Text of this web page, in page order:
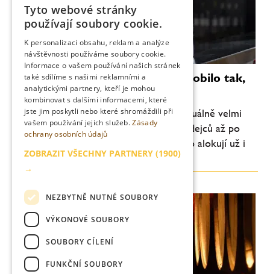
Champagne? Nechci, aby to působilo tak,
že nemáme co prodávat
Situace na trhu se champagne víny je aktuálně velmi
komplikovaná. Stěžují si všichni – od prodejců až po
zákazníky. Vinaři nám distributorům často alokují už i
základní vína, a s něčím takovým jsem...
ENGLISH
Tyto webové stránky
používají soubory cookie.
K personalizaci obsahu, reklam a analýze
návštěvnosti používáme soubory cookie.
Informace o vašem používání našich stránek
také sdílíme s našimi reklamními a
analytickými partnery, kteří je mohou
kombinovat s dalšími informacemi, které
jste jim poskytli nebo které shromáždili při
vašem používání jejich služeb.Zásady
ochrany osobních údajů
ZOBRAZIT VŠECHNY PARTNERY (1900)
→
NEZBYTNĚ NUTNÉ SOUBORY
VÝKONOVÉ SOUBORY
SOUBORY CÍLENÍ
FUNKČNÍ SOUBORY